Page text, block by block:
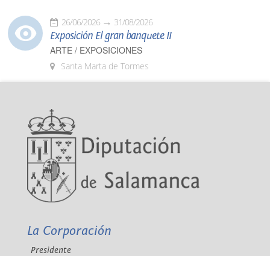
26/06/2026 31/08/2026
Exposición El gran banquete II
ARTE / EXPOSICIONES
Santa Marta de Tormes
La Corporación
Presidente